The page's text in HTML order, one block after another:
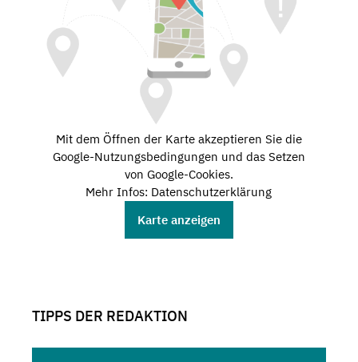
Mit dem Öffnen der Karte akzeptieren Sie die
Google-Nutzungsbedingungen und das Setzen
von Google-Cookies.
Mehr Infos: Datenschutzerklärung
Karte anzeigen
TIPPS DER REDAKTION